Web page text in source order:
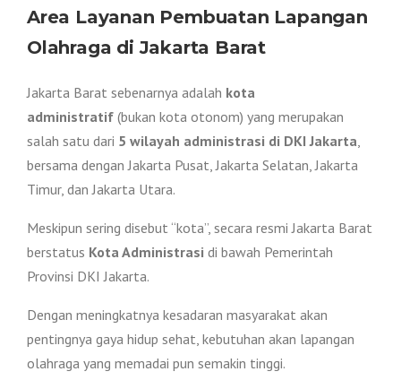
Area Layanan Pembuatan Lapangan
Olahraga di Jakarta Barat
Jakarta Barat sebenarnya adalah kota
administratif (bukan kota otonom) yang merupakan
salah satu dari 5 wilayah administrasi di DKI Jakarta,
bersama dengan Jakarta Pusat, Jakarta Selatan, Jakarta
Timur, dan Jakarta Utara.
Meskipun sering disebut “kota”, secara resmi Jakarta Barat
berstatus Kota Administrasi di bawah Pemerintah
Provinsi DKI Jakarta.
Dengan meningkatnya kesadaran masyarakat akan
pentingnya gaya hidup sehat, kebutuhan akan lapangan
olahraga yang memadai pun semakin tinggi.